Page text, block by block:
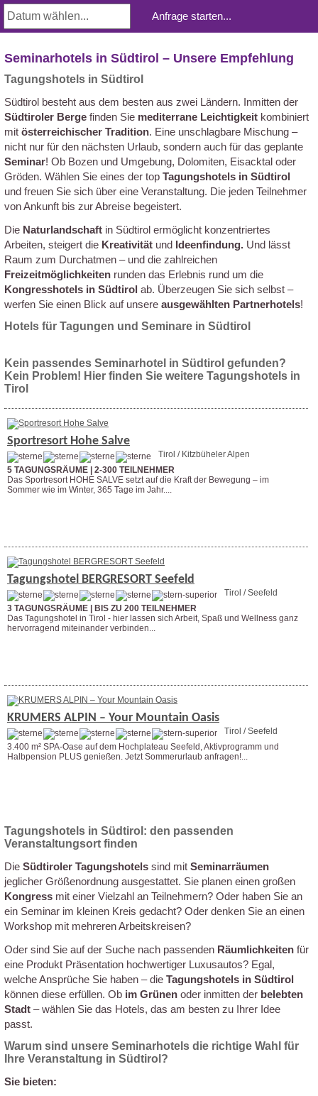
Seminarhotels in Südtirol – Unsere Empfehlung
Tagungshotels in Südtirol
Südtirol besteht aus dem besten aus zwei Ländern. Inmitten der
Südtiroler Berge finden Sie mediterrane Leichtigkeit kombiniert
mit österreichischer Tradition. Eine unschlagbare Mischung –
nicht nur für den nächsten Urlaub, sondern auch für das geplante
Seminar! Ob Bozen und Umgebung, Dolomiten, Eisacktal oder
Gröden. Wählen Sie eines der top Tagungshotels in Südtirol
und freuen Sie sich über eine Veranstaltung. Die jeden Teilnehmer
von Ankunft bis zur Abreise begeistert.
Die Naturlandschaft in Südtirol ermöglicht konzentriertes
Arbeiten, steigert die Kreativität und Ideenfindung. Und lässt
Raum zum Durchatmen – und die zahlreichen
Freizeitmöglichkeiten runden das Erlebnis rund um die
Kongresshotels in Südtirol ab. Überzeugen Sie sich selbst –
werfen Sie einen Blick auf unsere ausgewählten Partnerhotels!
Hotels für Tagungen und Seminare in Südtirol
Kein passendes Seminarhotel in Südtirol gefunden?
Kein Problem! Hier finden Sie weitere Tagungshotels in
Tirol
Sportresort Hohe Salve
Tirol / Kitzbüheler Alpen
5 TAGUNGSRÄUME | 2-300 TEILNEHMER
Das Sportresort HOHE SALVE setzt auf die Kraft der Bewegung – im
Sommer wie im Winter, 365 Tage im Jahr....
Tagungshotel BERGRESORT Seefeld
Tirol / Seefeld
3 TAGUNGSRÄUME | BIS ZU 200 TEILNEHMER
Das Tagungshotel in Tirol - hier lassen sich Arbeit, Spaß und Wellness ganz
hervorragend miteinander verbinden...
KRUMERS ALPIN – Your Mountain Oasis
Tirol / Seefeld
3.400 m² SPA-Oase auf dem Hochplateau Seefeld, Aktivprogramm und
Halbpension PLUS genießen. Jetzt Sommerurlaub anfragen!...
Tagungshotels in Südtirol: den passenden
Veranstaltungsort finden
Die Südtiroler Tagungshotels sind mit Seminarräumen
jeglicher Größenordnung ausgestattet. Sie planen einen großen
Kongress mit einer Vielzahl an Teilnehmern? Oder haben Sie an
ein Seminar im kleinen Kreis gedacht? Oder denken Sie an einen
Workshop mit mehreren Arbeitskreisen?
Oder sind Sie auf der Suche nach passenden Räumlichkeiten für
eine Produkt Präsentation hochwertiger Luxusautos? Egal,
welche Ansprüche Sie haben – die Tagungshotels in Südtirol
können diese erfüllen. Ob im Grünen oder inmitten der belebten
Stadt – wählen Sie das Hotels, das am besten zu Ihrer Idee
passt.
Warum sind unsere Seminarhotels die richtige Wahl für
Ihre Veranstaltung in Südtirol?
Sie bieten: